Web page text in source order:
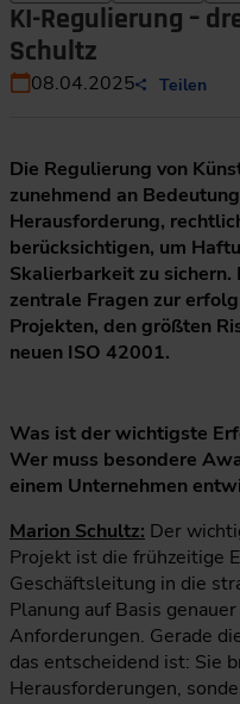
KI-Regulierung –
Schultz
08.04.2025 Teilen
Die Regulierung von
zunehmend an
Herausforderung,
berücksichtigen, um
Skalierbarkeit zu
zentrale Fragen zur
Projekten, den größten
neuen ISO 42001.
Was ist der wichtigste
Wer muss besondere
einem Unternehmen
Marion Schultz: Der
Projekt ist die frühzeitige
Geschäftsleitung in die
Planung auf Basis
Anforderungen. Gerade
das entscheidend ist: Sie
Herausforderungen,